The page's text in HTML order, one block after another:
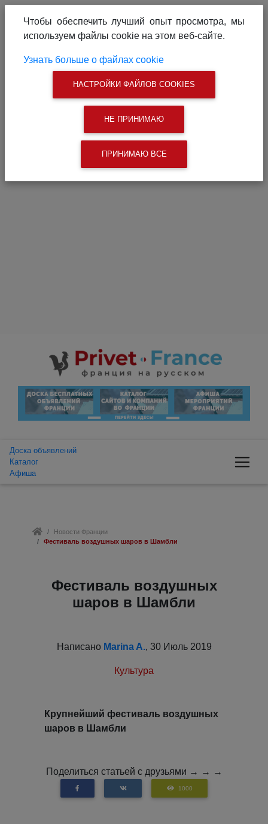
Связаться с нами
Поиск
Доска объявлений
Каталог
Афиша
Новости Франции
Фестиваль воздушных шаров в Шамбли
Фестиваль воздушных
шаров в Шамбли
Написано Marina A., 30 Июль 2019
Культура
Крупнейший фестиваль воздушных
шаров в Шамбли
Поделиться статьей с друзьями → → →
1000
Чтобы обеспечить лучший опыт просмотра, мы
используем файлы cookie на этом веб-сайте.
Узнать больше о файлах cookie